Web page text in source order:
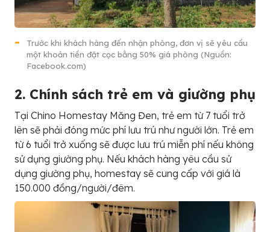
Trước khi khách hàng đến nhận phòng, đơn vị sẽ yêu cầu
một khoản tiền đặt cọc bằng 50% giá phòng (Nguồn:
Facebook.com)
2. Chính sách trẻ em và giường phụ
Tại Chino Homestay Măng Đen, trẻ em từ 7 tuổi trở
lên sẽ phải đóng mức phí lưu trú như người lớn. Trẻ em
từ 6 tuổi trở xuống sẽ được lưu trú miễn phí nếu không
sử dụng giường phụ. Nếu khách hàng yêu cầu sử
dụng giường phụ, homestay sẽ cung cấp với giá là
150.000 đồng/người/đêm.